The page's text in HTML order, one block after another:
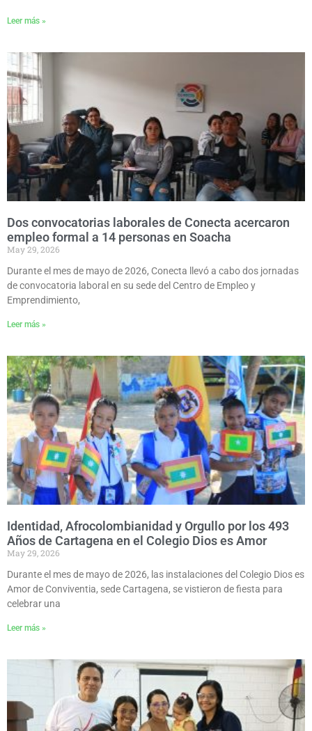
Leer más »
Dos convocatorias laborales de Conecta acercaron
empleo formal a 14 personas en Soacha
May 29, 2026
Durante el mes de mayo de 2026, Conecta llevó a cabo dos jornadas
de convocatoria laboral en su sede del Centro de Empleo y
Emprendimiento,
Leer más »
Identidad, Afrocolombianidad y Orgullo por los 493
Años de Cartagena en el Colegio Dios es Amor
May 29, 2026
Durante el mes de mayo de 2026, las instalaciones del Colegio Dios es
Amor de Conviventia, sede Cartagena, se vistieron de fiesta para
celebrar una
Leer más »